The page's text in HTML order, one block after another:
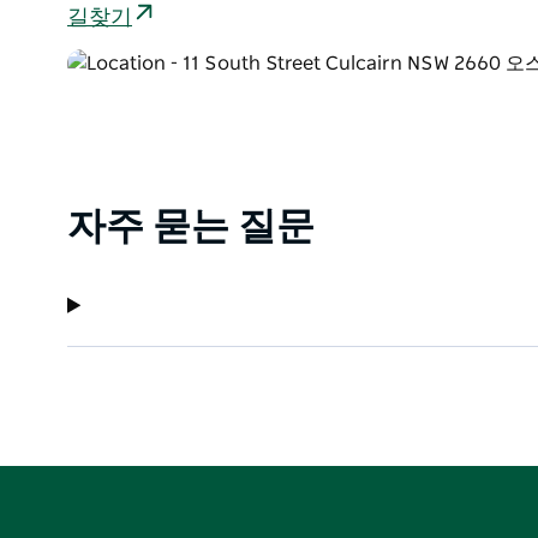
길찾기
자주 묻는 질문